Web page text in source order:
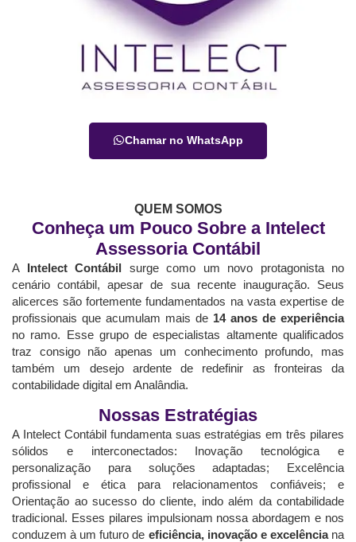
Chamar no WhatsApp
QUEM SOMOS
Conheça um Pouco Sobre a Intelect
Assessoria Contábil
A Intelect Contábil surge como um novo protagonista no
cenário contábil, apesar de sua recente inauguração. Seus
alicerces são fortemente fundamentados na vasta expertise de
profissionais que acumulam mais de 14 anos de experiência
no ramo. Esse grupo de especialistas altamente qualificados
traz consigo não apenas um conhecimento profundo, mas
também um desejo ardente de redefinir as fronteiras da
contabilidade digital em Analândia.
Nossas Estratégias
A Intelect Contábil fundamenta suas estratégias em três pilares
sólidos e interconectados: Inovação tecnológica e
personalização para soluções adaptadas; Excelência
profissional e ética para relacionamentos confiáveis; e
Orientação ao sucesso do cliente, indo além da contabilidade
tradicional. Esses pilares impulsionam nossa abordagem e nos
conduzem à um futuro de eficiência, inovação e excelênciana